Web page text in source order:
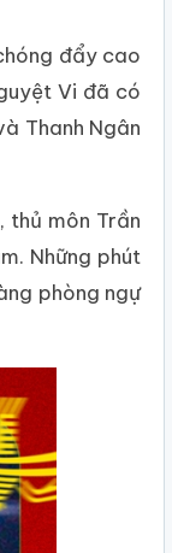
đẩy cao
Vi đã có
Thanh Ngân
thủ môn Trần
Những phút
phòng ngự